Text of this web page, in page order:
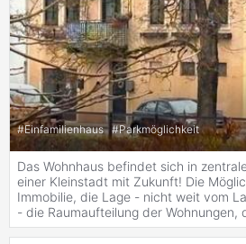
#Einfamilienhaus #Parkmöglichkeit
Das Wohnhaus befindet sich in
einer Kleinstadt mit Zukunft! Die
Immobilie, die Lage - nicht weit vom
- die Raumaufteilung der Wohnungen,